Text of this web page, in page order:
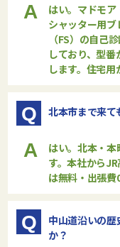
A
はい。マドモ
シャッター用
（FS）の自己
しており、型
します。住宅用
Q 北本市まで来て
A
はい。北本・
す。本社から
は無料・出張費
Q
中山道沿いの
か？